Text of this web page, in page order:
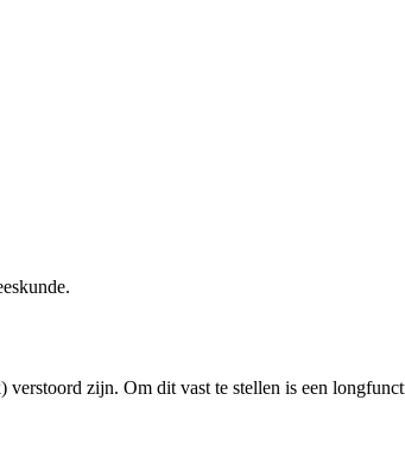
zijn. Om dit vast te stellen is een